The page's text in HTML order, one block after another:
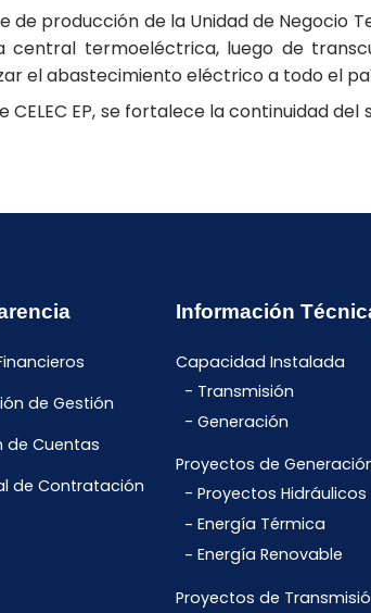
de producción de la Unidad de
termoeléctrica, luego de
el abastecimiento eléctrico a todo el
EP, se fortalece la continuidad
de Gestión
de Cuentas
de Contratación
Información
Capacidad Instalada
Transmisión
Generación
Proyectos de
Proyectos Hidráulicos
Energía Térmica
Energía Renovable
Proyectos de